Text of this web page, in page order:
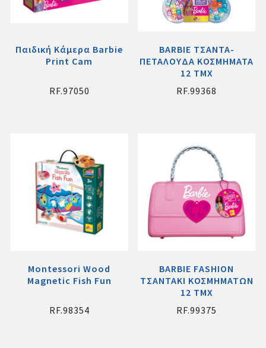
Παιδική Κάμερα Barbie
Print Cam
RF.97050
BARBIE ΤΣΑΝΤΑ-
ΠΕΤΑΛΟΥΔΑ ΚΟΣΜΗΜΑΤΑ
12 ΤΜΧ
RF.99368
Montessori Wood
Magnetic Fish Fun
RF.98354
ΒΑRΒΙΕ FΑSΗΙΟΝ
ΤΣΑΝΤΑΚΙ ΚΟΣΜΗΜΑΤΩΝ
12 TMX
RF.99375